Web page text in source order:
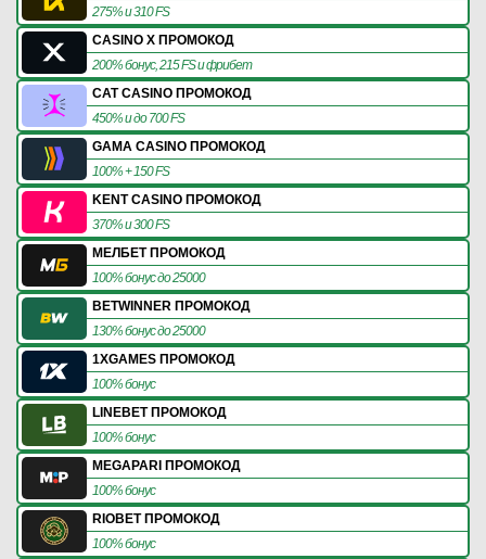
275% и 310 FS
CASINO X ПРОМОКОД
200% бонус, 215 FS и фрибет
CAT CASINO ПРОМОКОД
450% и до 700 FS
GAMA CASINO ПРОМОКОД
100% + 150 FS
KENT CASINO ПРОМОКОД
370% и 300 FS
МЕЛБЕТ ПРОМОКОД
100% бонус до 25000
BETWINNER ПРОМОКОД
130% бонус до 25000
1XGAMES ПРОМОКОД
100% бонус
LINEBET ПРОМОКОД
100% бонус
MEGAPARI ПРОМОКОД
100% бонус
RIOBET ПРОМОКОД
100% бонус